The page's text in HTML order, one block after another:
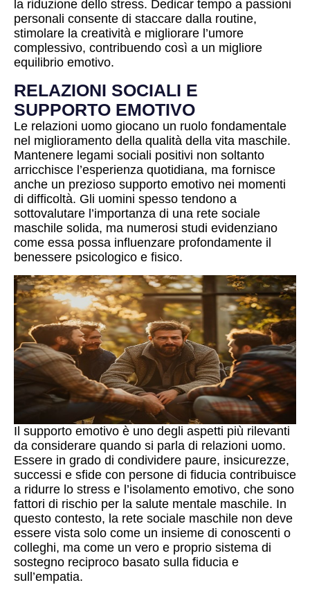
la riduzione dello stress. Dedicar tempo a passioni
personali consente di staccare dalla routine,
stimolare la creatività e migliorare l’umore
complessivo, contribuendo così a un migliore
equilibrio emotivo.
RELAZIONI SOCIALI E
SUPPORTO EMOTIVO
Le relazioni uomo giocano un ruolo fondamentale
nel miglioramento della qualità della vita maschile.
Mantenere legami sociali positivi non soltanto
arricchisce l’esperienza quotidiana, ma fornisce
anche un prezioso supporto emotivo nei momenti
di difficoltà. Gli uomini spesso tendono a
sottovalutare l’importanza di una rete sociale
maschile solida, ma numerosi studi evidenziano
come essa possa influenzare profondamente il
benessere psicologico e fisico.
Il supporto emotivo è uno degli aspetti più rilevanti
da considerare quando si parla di relazioni uomo.
Essere in grado di condividere paure, insicurezze,
successi e sfide con persone di fiducia contribuisce
a ridurre lo stress e l’isolamento emotivo, che sono
fattori di rischio per la salute mentale maschile. In
questo contesto, la rete sociale maschile non deve
essere vista solo come un insieme di conoscenti o
colleghi, ma come un vero e proprio sistema di
sostegno reciproco basato sulla fiducia e
sull’empatia.